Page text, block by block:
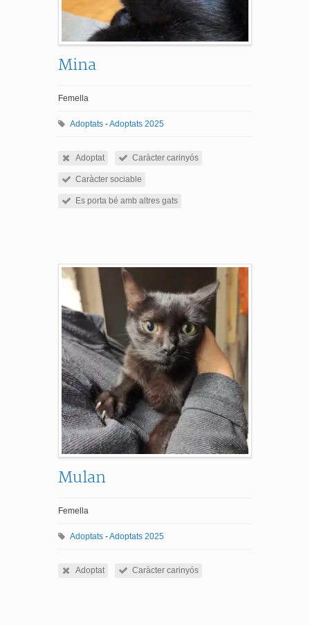
Mina
Femella
Adoptats -Adoptats 2025
Adoptat Caràcter carinyós
Caràcter sociable
Es porta bé amb altres gats
Mulan
Femella
Adoptats -Adoptats 2025
Adoptat Caràcter carinyós